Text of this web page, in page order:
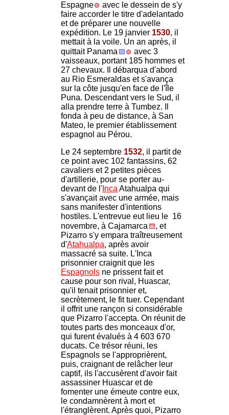
Espagne
avec le dessein de s'y
faire accorder le titre d'adelantado
et de préparer une nouvelle
expédition. Le 19 janvier 1530, il
mettait à la voile. Un an après, il
quittait Panama
avec 3
vaisseaux, portant 185 hommes et
27 chevaux. Il débarqua d'abord
au Rio Esmeraldas et s'avança
sur la côte jusqu'en face de l'île
Puna. Descendant vers le Sud, il
alla prendre terre à Tumbez. Il
fonda à peu de distance, à San
Mateo, le premier établissement
espagnol au Pérou.
Le 24 septembre 1532, il partit de
ce point avec 102 fantassins, 62
cavaliers et 2 petites pièces
d'artillerie, pour se porter au-
devant de l' Inca Atahualpa qui
s'avançait avec une armée, mais
sans manifester d'intentions
hostiles. L'entrevue eut lieu le 16
novembre, à Cajamarca
, et
Pizarro s'y empara traîtreusement
d'Atahualpa, après avoir
massacré sa suite. L'Inca
prisonnier craignit que les
Espagnols ne prissent fait et
cause pour son rival, Huascar,
qu'il tenait prisonnier et,
secrètement, le fit tuer. Cependant
il offrit une rançon si considérable
que Pizarro l'accepta. On réunit de
toutes parts des monceaux d'or,
qui furent évalués à 4 603 670
ducats. Ce trésor réuni, les
Espagnols se l'approprièrent,
puis, craignant de relâcher leur
captif, ils l'accusèrent d'avoir fait
assassiner Huascar et de
fomenter une émeute contre eux,
le condamnèrent à mort et
l'étranglèrent. Après quoi, Pizarro